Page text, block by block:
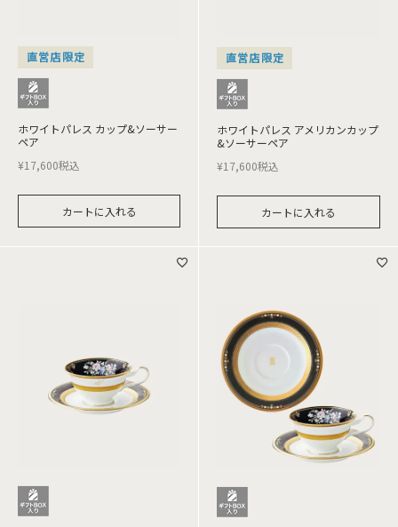
直営店限定
ホワイトパレス カップ&ソーサー
ペア
¥17,600税込
カートに入れる
直営店限定
ホワイトパレス アメリカンカップ
&ソーサーペア
¥17,600税込
カートに入れる